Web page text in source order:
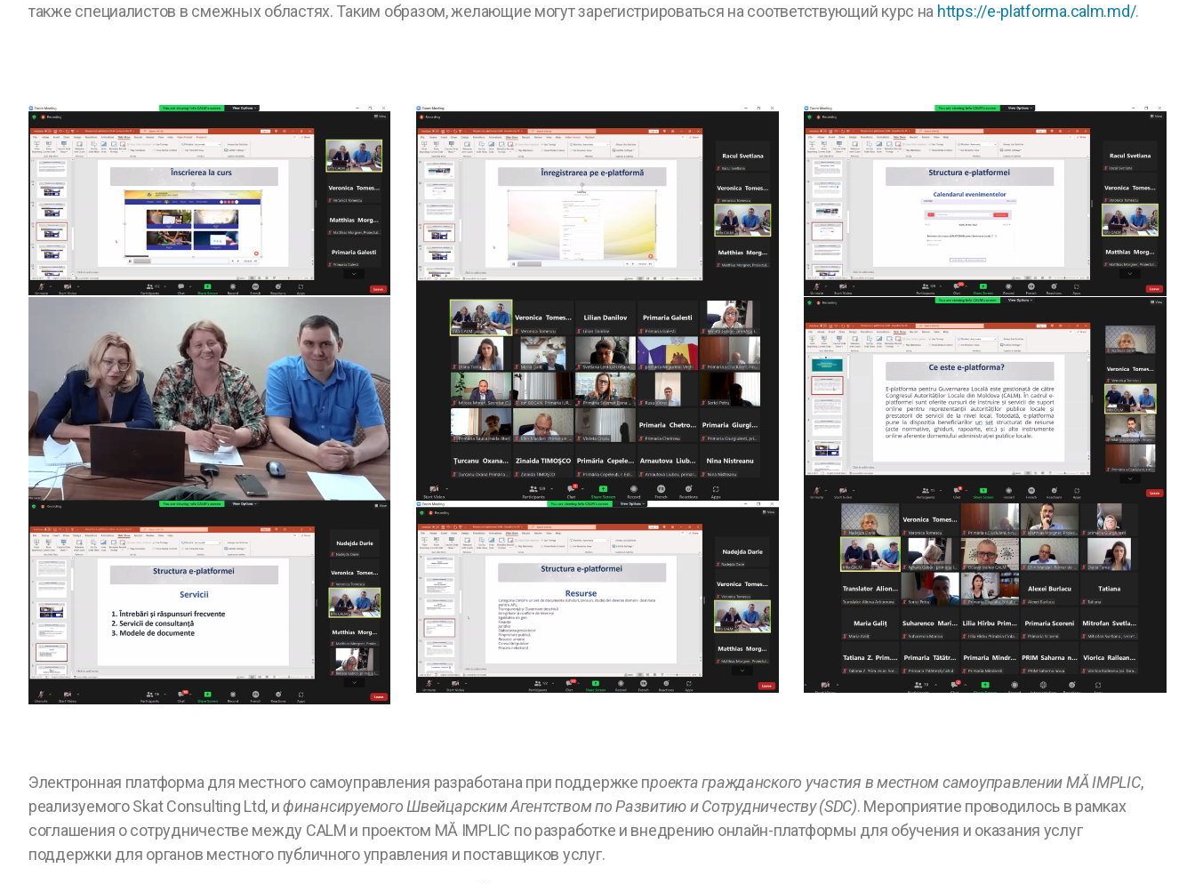
также специалистов в смежных областях. Таким образом, желающие могут зарегистрироваться на соответствующий курс на https://e-platforma.calm.md/.
Электронная платформа для местного самоуправления разработана при поддержке проекта гражданского участия в местном самоуправленииMĂ IMPLIC,
реализуемого Skat Consulting Ltd, ифинансируемого Швейцарским Агентством по Развитию и Сотрудничеству (SDC). Мероприятие проводилось в рамках
соглашения о сотрудничестве между CALM и проектом MĂ IMPLIC по разработке и внедрению онлайн-платформы для обучения и оказания услуг
поддержки для органов местного публичного управления и поставщиков услуг.